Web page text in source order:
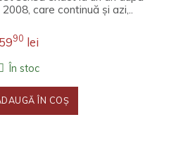
care continuă și azi,..
5990 lei
În stoc
ÎN COŞ